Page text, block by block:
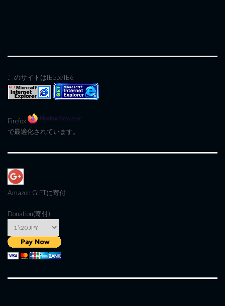
このサイトはIE5.x/IE6
Firefox
で最適化されています。
Amazon GIFTに寄付
Donation(寄付)